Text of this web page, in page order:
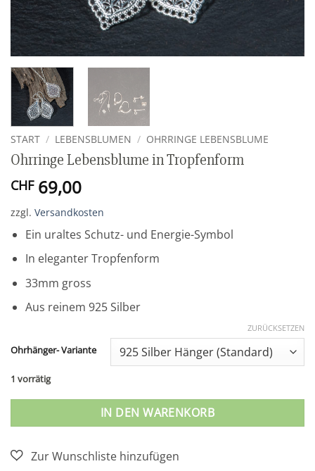
START / LEBENSBLUMEN / OHRRINGE LEBENSBLUME
Ohrringe Lebensblume in Tropfenform
CHF69,00
zzgl. Versandkosten
Ein uraltes Schutz- und Energie-Symbol
In eleganter Tropfenform
33mm gross
Aus reinem 925 Silber
Ohrhänger- Variante
ZURÜCKSETZEN
1 vorrätig
IN DEN WARENKORB